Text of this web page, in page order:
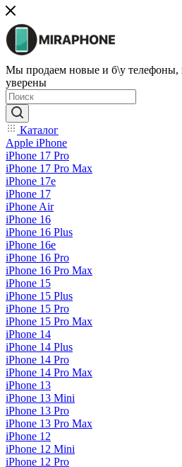
Мы продаем новые и б\у телефоны,
уверены
Каталог
Apple iPhone
iPhone 17 Pro
iPhone 17 Pro Max
iPhone 17e
iPhone 17
iPhone Air
iPhone 16
iPhone 16 Plus
iPhone 16e
iPhone 16 Pro
iPhone 16 Pro Max
iPhone 15
iPhone 15 Plus
iPhone 15 Pro
iPhone 15 Pro Max
iPhone 14
iPhone 14 Plus
iPhone 14 Pro
iPhone 14 Pro Max
iPhone 13
iPhone 13 Mini
iPhone 13 Pro
iPhone 13 Pro Max
iPhone 12
iPhone 12 Mini
iPhone 12 Pro